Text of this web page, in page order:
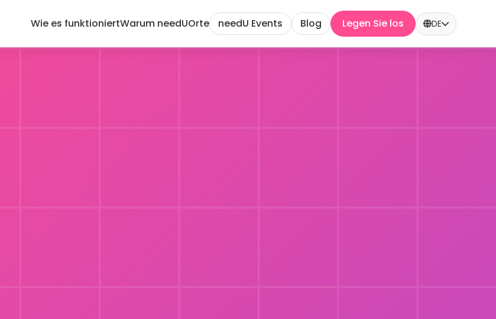
Wie es funktioniertWarum needUOrte needU Events Blog Legen Sie los DE